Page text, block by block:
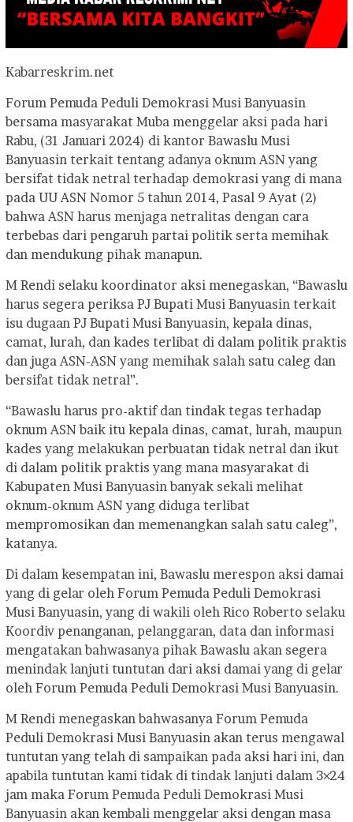
Kabarreskrim.net
Forum Pemuda Peduli Demokrasi Musi Banyuasin
bersama masyarakat Muba menggelar aksi pada hari
Rabu, (31 Januari 2024) di kantor Bawaslu Musi
Banyuasin terkait tentang adanya oknum ASN yang
bersifat tidak netral terhadap demokrasi yang di mana
pada UU ASN Nomor 5 tahun 2014, Pasal 9 Ayat (2)
bahwa ASN harus menjaga netralitas dengan cara
terbebas dari pengaruh partai politik serta memihak
dan mendukung pihak manapun.
M Rendi selaku koordinator aksi menegaskan, “Bawaslu
harus segera periksa PJ Bupati Musi Banyuasin terkait
isu dugaan PJ Bupati Musi Banyuasin, kepala dinas,
camat, lurah, dan kades terlibat di dalam politik praktis
dan juga ASN-ASN yang memihak salah satu caleg dan
bersifat tidak netral”.
“Bawaslu harus pro-aktif dan tindak tegas terhadap
oknum ASN baik itu kepala dinas, camat, lurah, maupun
kades yang melakukan perbuatan tidak netral dan ikut
di dalam politik praktis yang mana masyarakat di
Kabupaten Musi Banyuasin banyak sekali melihat
oknum-oknum ASN yang diduga terlibat
mempromosikan dan memenangkan salah satu caleg”,
katanya.
Di dalam kesempatan ini, Bawaslu merespon aksi damai
yang di gelar oleh Forum Pemuda Peduli Demokrasi
Musi Banyuasin, yang di wakili oleh Rico Roberto selaku
Koordiv penanganan, pelanggaran, data dan informasi
mengatakan bahwasanya pihak Bawaslu akan segera
menindak lanjuti tuntutan dari aksi damai yang di gelar
oleh Forum Pemuda Peduli Demokrasi Musi Banyuasin.
M Rendi menegaskan bahwasanya Forum Pemuda
Peduli Demokrasi Musi Banyuasin akan terus mengawal
tuntutan yang telah di sampaikan pada aksi hari ini, dan
apabila tuntutan kami tidak di tindak lanjuti dalam 3×24
jam maka Forum Pemuda Peduli Demokrasi Musi
Banyuasin akan kembali menggelar aksi dengan masa